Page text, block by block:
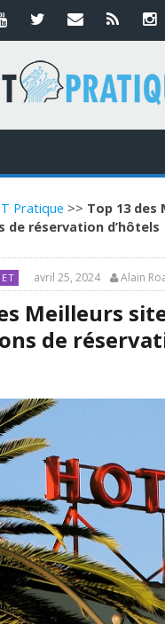
Pratique >> Top 13 des
de réservation d’hôtels
avril 25, 2024 Alain
Meilleurs
de